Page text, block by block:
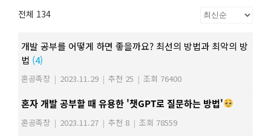
전체 134
개발 공부를 어떻게 하면 좋을까요? 최선의 방법과 최악의 방
법 (4)
혼공족장 | 2023.11.29 | 추천 25 | 조회 76400
혼자 개발 공부할 때 유용한 '챗GPT로 질문하는 방법'
혼공족장 | 2023.11.27 | 추천 8 | 조회 78559